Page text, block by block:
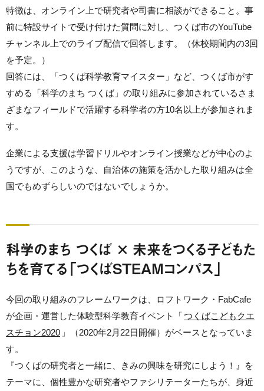
特徴は、オンライン上で研究者や司書に相談ができること。事
前に特設サイトで受け付けた質問に対し、つくば市のYouTube
チャンネル上でのライブ配信で回答します。（休校期間内の3回
を予定。）
回答には、「つくば科学教育マイスター」など、つくば市がす
すめる「科学のまち つくば」の取り組みに参加されているさま
ざまなフィールドで活躍する科学者の方10名以上が参加されま
す。
企業による支援は学習ドリルやオンライン授業などが中心のよ
うですが、このような、自治体の施策を活かした取り組みは全
国でもめずらしいのではないでしょうか。
科学のまち つくば × 未来をつくる子どもた
ちを育てる「つくばSTEAMコンパス」
今回の取り組みのフレームワークは、ロフトワーク・FabCafe
が企画・運営した体験型科学教育イベント「つくばこどもクエ
スチョン2020 」（2020年2月22日開催）がベースとなっていま
す。
『つくばの研究者と一緒に、きみの興味を研究にしよう！』を
テーマに、個性豊かな研究者やファシリテーターたちが、身近